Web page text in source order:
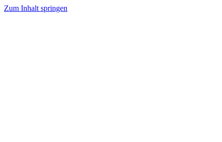
Zum Inhalt springen